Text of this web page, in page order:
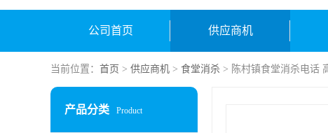
公司首页 供应商机
当前位置： 首页 > 供应商机 > 食堂消杀 > 陈村镇食堂消杀电话
产品分类 Product